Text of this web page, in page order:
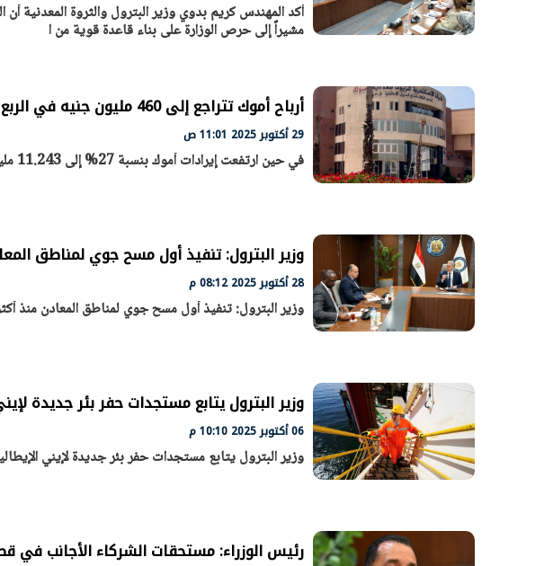
أكد المهندس كريم بدوي وزير البترول والثروة المعدنية
مشيراً إلى حرص الوزارة على بناء قاعدة قوية من ا
أرباح أموك تتراجع إلى 460 مليون جنيه في الربع الأول من 2025/2026
29 أكتوبر 2025 11:01 ص
في حين ارتفعت إيرادات أموك بنسبة 27% إلى 11.243 مليار جنيه
وزير البترول: تنفيذ أول مسح جوي لمناطق المعادن منذ 40 عامًا وإعداد
28 أكتوبر 2025 08:12 م
وزير البترول: تنفيذ أول مسح جوي لمناطق المعادن منذ أكثر من 40 عامًا وإعداد حزمة من
وزير البترول يتابع مستجدات حفر بئر جديدة
06 أكتوبر 2025 10:10 م
وزير البترول يتابع مستجدات حفر بئر جديدة لإيني
رئيس الوزراء: مستحقات الشركاء الأجانب في
استمرار الأزمة في الشرق الأوسط
30 مارس 2026 05:06 م
الرئيس السيسي: تداعيات خطيرة على
الاقتصاد العالمي وأسعار الوقود حال
استمرار الأزمة في الشرق الأوسط
30 مارس 2026 05:06 م
رئيس الوزراء يتابع الإجراءات
بتنفيذ التوجيهات الرئاسية بطرح
سكنية بالإيجار للمواطنين
30 مارس 2026 04:40 م